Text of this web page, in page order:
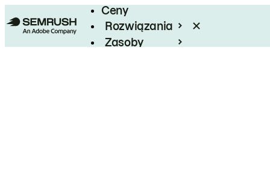
Ceny
Rozwiązania
Zasoby